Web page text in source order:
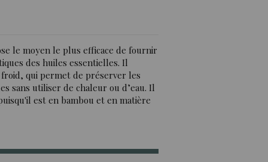
le moyen le plus efficace de fournir
des huiles essentielles. Il
qui permet de préserver les
sans utiliser de chaleur ou d’eau. Il
est en bambou et en matière